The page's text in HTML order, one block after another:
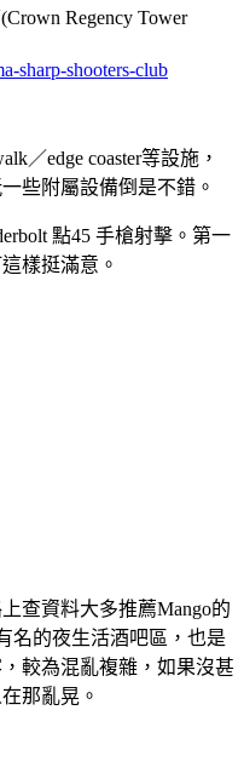
Regency Tower
sharp-shooters-club
／edge coaster等設施，
些附屬設備倒是不錯。
點45 手槍射擊。第一
樣挺滿意。
查資料大多推薦Mango的
名的夜生活酒吧區，也是
較為混亂複雜，如果沒甚
那亂晃。